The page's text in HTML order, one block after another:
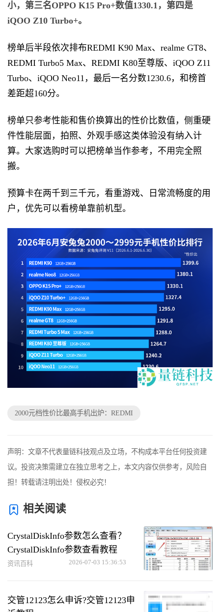
小，第三名OPPO K15 Pro+数值1330.1，第四是
iQOO Z10 Turbo+。
榜单后半段依次排布REDMI K90 Max、realme GT8、
REDMI Turbo5 Max、REDMI K80至尊版、iQOO Z11
Turbo、iQOO Neo11，最后一名分数1230.6，和榜首
差距超160分。
榜单只参考性能和售价换算出的性价比数值，侧重硬
件性能层面，拍照、外观手感这类体验没有纳入计
算。大家选购时可以把榜单当作参考，不用完全照
搬。
预算卡在两千到三千元，看重游戏、日常流畅度的用
户，优先可以看榜单靠前机型。
2000元档性价比最高手机出炉：REDMI
声明：文章不代表量链科技观点及立场，不构成本平台任何投资建
议。投资决策需建立在独立思考之上，本文内容仅供参考，风险自
担！转载请注明出处！侵权必究！
相关阅读
CrystalDiskInfo参数怎么查看？
CrystalDiskInfo参数查看教程
资讯百科 2026-07-03 15:36:53
交管12123怎么申诉?交管12123申